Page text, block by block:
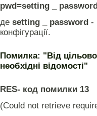
pwd=setting _
де setting _ password -
конфігурації.
Помилка: "Від
необхідні відомості"
RES- код помилки 13
(Could not retrieve